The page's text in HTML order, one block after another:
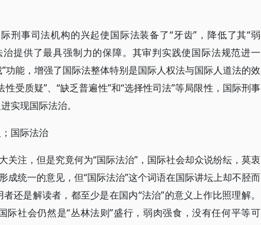
刑事司法机构的兴起使国际法装备了“牙齿”，降低了其“弱
提供了最具强制力的保障。其审判实践使国际法规范进一
功能，增强了国际法整体特别是国际人权法与国际人道法的效
受质疑”、“缺乏普遍性”和“选择性司法”等局限性，国际刑事
实现国际法治。
国际法治
关注，但是究竟何为“国际法治”，国际社会却众说纷纭，莫衷
成统一的意见，但“国际法治”这个词语在国际讲坛上却不胫而
还是解读者，都至少是在国内“法治”的意义上作比照理解。
际社会仍然是“丛林法则”盛行，弱肉强食，没有任何平等可